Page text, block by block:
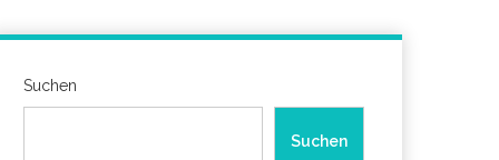
Suchen
Suchen